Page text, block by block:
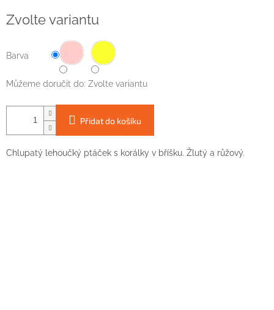
cena:
Zvolte variantu
Barva
Můžeme doručit do: Zvolte variantu
Přidat do košíku
Chlupatý lehoučký ptáček s korálky v bříšku. Žlutý a růžový.